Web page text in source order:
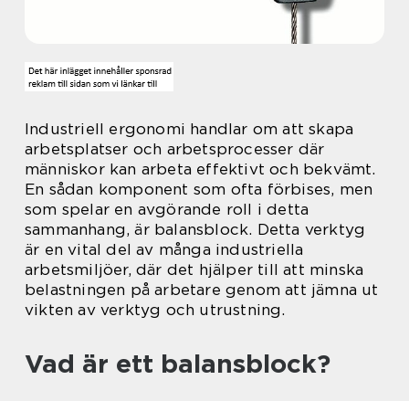
Industriell ergonomi handlar om att skapa
arbetsplatser och arbetsprocesser där
människor kan arbeta effektivt och bekvämt.
En sådan komponent som ofta förbises, men
som spelar en avgörande roll i detta
sammanhang, är balansblock. Detta verktyg
är en vital del av många industriella
arbetsmiljöer, där det hjälper till att minska
belastningen på arbetare genom att jämna ut
vikten av verktyg och utrustning.
Vad är ett balansblock?